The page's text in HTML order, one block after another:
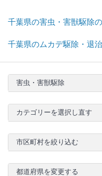
千葉県の害虫・害獣駆除
千葉県のムカデ駆除・退
害虫・害獣駆除
カテゴリーを選択し直す
市区町村を絞り込む
都道府県を変更する